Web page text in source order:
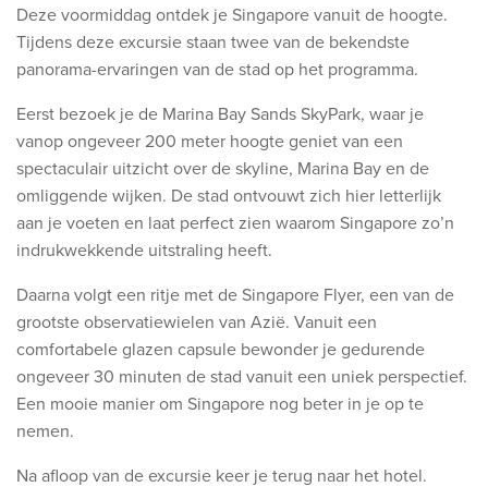
Deze voormiddag ontdek je Singapore vanuit de hoogte.
Tijdens deze excursie staan twee van de bekendste
panorama-ervaringen van de stad op het programma.
Eerst bezoek je de Marina Bay Sands SkyPark, waar je
vanop ongeveer 200 meter hoogte geniet van een
spectaculair uitzicht over de skyline, Marina Bay en de
omliggende wijken. De stad ontvouwt zich hier letterlijk
aan je voeten en laat perfect zien waarom Singapore zo’n
indrukwekkende uitstraling heeft.
Daarna volgt een ritje met de Singapore Flyer, een van de
grootste observatiewielen van Azië. Vanuit een
comfortabele glazen capsule bewonder je gedurende
ongeveer 30 minuten de stad vanuit een uniek perspectief.
Een mooie manier om Singapore nog beter in je op te
nemen.
Na afloop van de excursie keer je terug naar het hotel.